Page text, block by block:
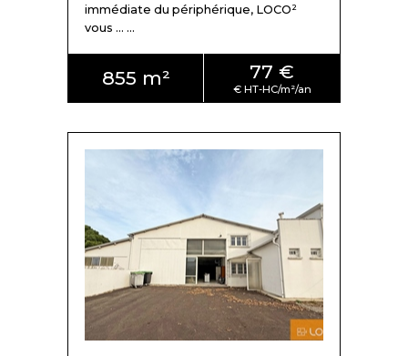
immédiate du périphérique, LOCO²
vous ... ...
855 m² 77 €